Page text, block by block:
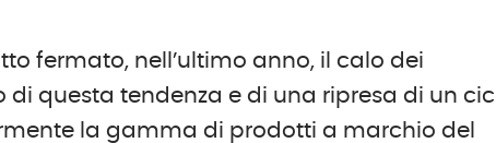
fermato, nell’ultimo anno, il calo dei
questa tendenza e di una ripresa di un
la gamma di prodotti a marchio del